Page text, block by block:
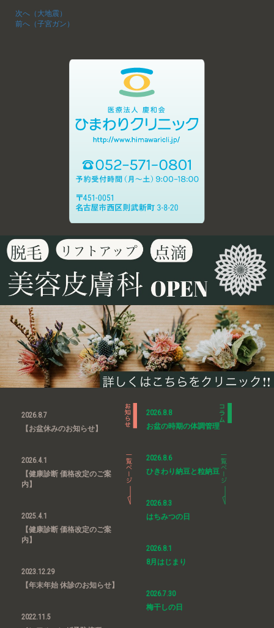
次へ（大地震）
前へ（子宮ガン）
2026.8.7
【お盆休みのお知らせ】
2026.4.1
【健康診断 価格改定のご案
内】
2025.4.1
【健康診断 価格改定のご案
内】
2023.12.29
【年末年始 休診のお知らせ】
2022.11.5
2026.8.8
お盆の時期の体調管理
2026.8.6
ひきわり納豆と粒納豆
2026.8.3
はちみつの日
2026.8.1
8月はじまり
2026.7.30
梅干しの日